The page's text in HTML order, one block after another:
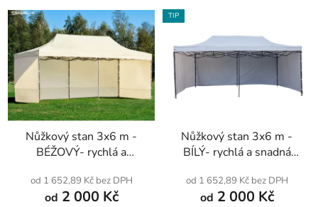
Nůžkový stan 3x6 m -
BÉŽOVÝ- rychlá a
od 1 652,89 Kč bez DPH
od 2 000 Kč
TIP
Nůžkový stan 3x6 m -
BÍLÝ- rychlá a snadná
od 1 652,89 Kč bez DPH
od 2 000 Kč